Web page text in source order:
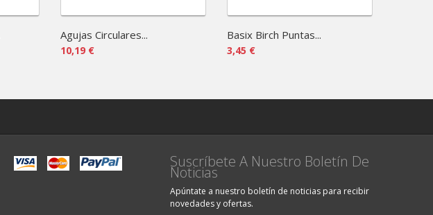
Agujas Circulares...
10,19 €
Basix Birch Puntas...
3,45 €
Suscríbete A Nuestro Boletín De
Noticias
Apúntate a nuestro boletín de noticias para recibir
novedades y ofertas.